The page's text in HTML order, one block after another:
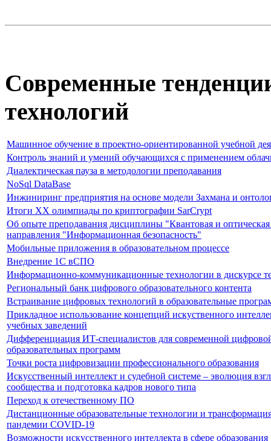
Современные
технологий
Машинное обучение в проектно-ориентированной учебной
Контроль знаний и умений обучающихся с применением
Диалектическая пауза в методологии преподавания
NoSql DataBase
Инжиниринг предприятия на основе модели Захмана и
Итоги XX олимпиады по криптографии SarCrypt
Об опыте преподавания дисциплины "Квантовая и оптическая
направления "Информационная безопасность"
Мобильные приложения в образовательном процессе
Внедрение 1С вСПО
Информационно-коммуникационные технологии в дискурсе
Региональный банк цифрового образовательного контента
Встраивание цифровых технологий в образовательные
Прикладное использование концепций искуственного
учебных заведений
Дифференциация ИТ-специалистов для современной
образовательных программ
Точки роста цифровизации профессионального образования
Искусственный интеллект и судебной системе – эволюция
сообщества и подготовка кадров нового типа
Переход к отечественному ПО
Дистанционные образовательные технологии и
пандемии COVID-19
Возможности искусственного интеллекта в сфере образования